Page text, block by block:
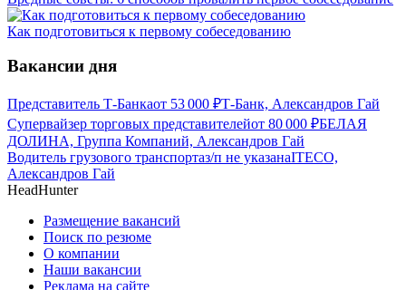
Как подготовиться к первому собеседованию
Вакансии дня
Представитель Т-Банкаот 53 000 ₽Т-Банк, Александров Гай
Супервайзер торговых представителейот 80 000 ₽БЕЛАЯ
ДОЛИНА, Группа Компаний, Александров Гай
Водитель грузового транспортаз/п не указанаITECO,
Александров Гай
HeadHunter
Размещение вакансий
Поиск по резюме
О компании
Наши вакансии
Реклама на сайте